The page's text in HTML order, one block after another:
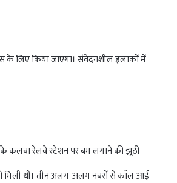
लिए किया जाएगा। संवेदनशील इलाकों में
के कलवा रेलवे स्टेशन पर बम लगाने की झूठी
मिली थी। तीन अलग-अलग नंबरों से कॉल आई